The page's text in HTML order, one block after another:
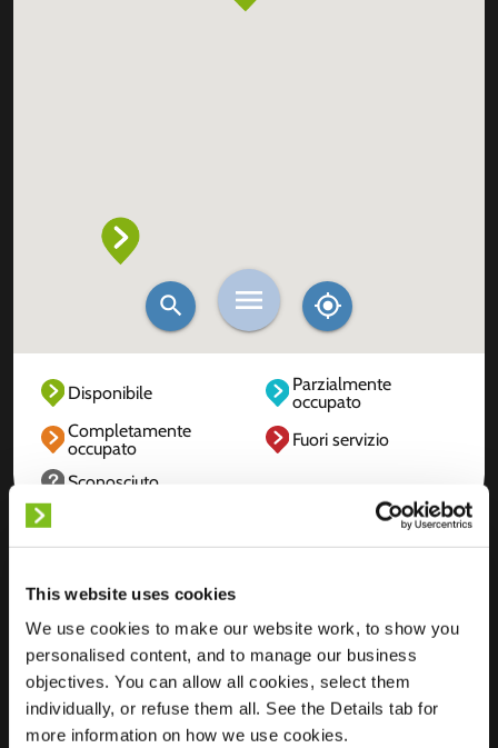
This website uses cookies
We use cookies to make our website work, to show you
personalised content, and to manage our business
objectives. You can allow all cookies, select them
individually, or refuse them all. See the Details tab for
more information on how we use cookies.
Disponibile
Parzialmente
occupato
Completamente
occupato
Fuori servizio
Sconosciuto
Posizione
Nieuwstraat 63
3241 CL
Middelharnis
Paesi Bassi